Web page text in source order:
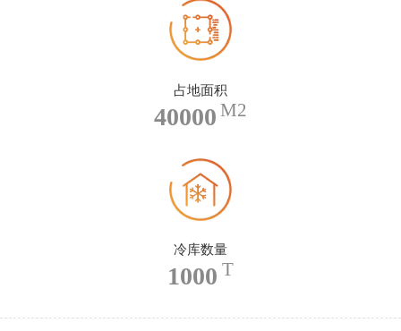
占地面积
40000 M2
冷库数量
1000 T